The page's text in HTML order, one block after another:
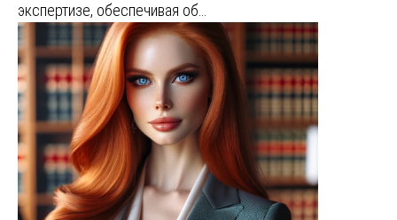
экспертизе, обеспечивая об…